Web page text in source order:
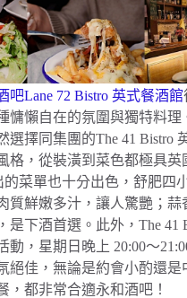
吧Lane 72 Bistro 英式餐酒館
慵懶自在的氛圍與獨特料理
選擇同集團的The 41 Bistro
格，從裝潢到菜色都極具英
的菜單也十分出色，舒肥四
質鮮嫩多汁，讓人驚艷；蒜
是下酒首選。此外，The 41
動，星期日晚上 20:00～
絕佳，無論是約會小酌還是
，都非常合適永和酒吧！